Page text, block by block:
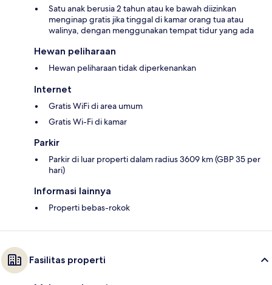
Satu anak berusia 2 tahun atau ke bawah diizinkan
menginap gratis jika tinggal di kamar orang tua atau
walinya, dengan menggunakan tempat tidur yang ada
Hewan peliharaan
Hewan peliharaan tidak diperkenankan
Internet
Gratis WiFi di area umum
Gratis Wi-Fi di kamar
Parkir
Parkir di luar properti dalam radius 3609 km (GBP 35 per
hari)
Informasi lainnya
Properti bebas-rokok
Fasilitas properti